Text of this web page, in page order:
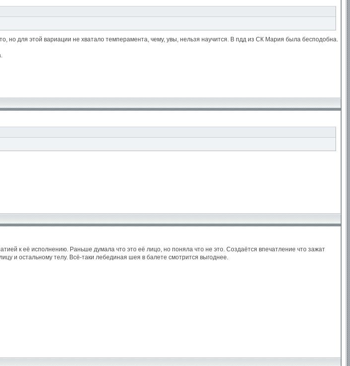
но для этой вариации не хватало темперамента, чему, увы, нельзя научится. В пдд из СК Мария была бесподобна.
к её исполнению. Раньше думала что это её лицо, но поняла что не это. Создаётся впечатление что зажат
и остальному телу. Всё-таки лебединая шея в балете смотрится выгоднее.